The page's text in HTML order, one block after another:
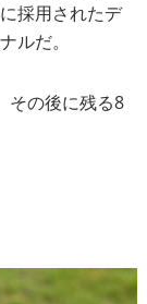
採用されたデ
ルだ。
その後に残る8